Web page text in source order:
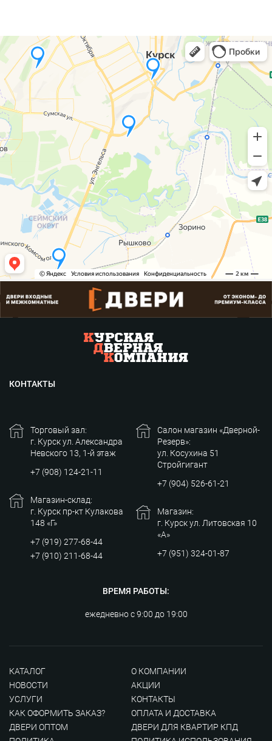
КОНТАКТЫ
Торговый зал:
г. Курск ул. Александра
Невского 13, 1-й этаж
+7 (908) 124-21-11
Магазин-склад:
г. Курск пр-кт Кулакова
148 «Г»
+7 (919) 277-68-44
+7 (910) 211-68-44
Салон магазин «Дверной-
Резерв»:
ул. Косухина 51
Стройгигант
+7 (904) 526-61-21
Магазин:
г. Курск ул. Литовская 10
«А»
+7 (951) 324-01-87
ВРЕМЯ РАБОТЫ:
ежедневно с 9:00 до 19:00
КАТАЛОГ
О КОМПАНИИ
НОВОСТИ
АКЦИИ
УСЛУГИ
КОНТАКТЫ
КАК ОФОРМИТЬ ЗАКАЗ?
ОПЛАТА И ДОСТАВКА
ДВЕРИ ОПТОМ
ДВЕРИ ДЛЯ КВАРТИР КПД